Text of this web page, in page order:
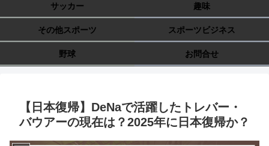
サッカー 趣味
その他スポーツ スポーツビジネス
野球 お問合せ
【日本復帰】DeNaで活躍したトレバー・
バウアーの現在は？2025年に日本復帰か？